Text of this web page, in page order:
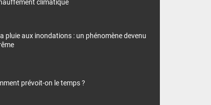
climatique
pluie aux inondations : un phénomène devenu
prévoit-on le temps ?